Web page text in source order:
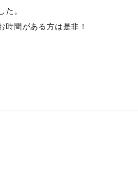
た。
時間がある方は是非！